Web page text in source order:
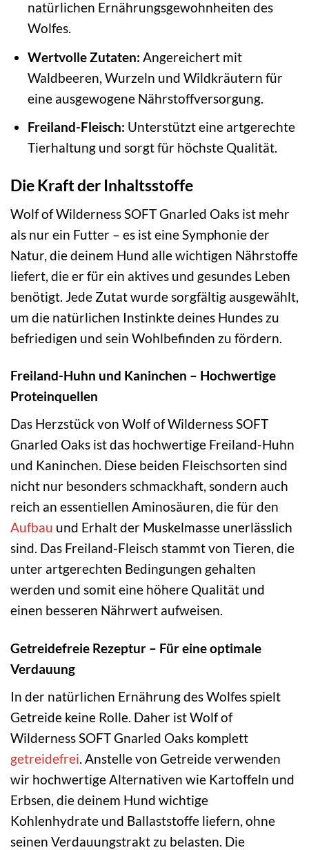
natürlichen Ernährungsgewohnheiten des
Wolfes.
Wertvolle Zutaten: Angereichert mit
Waldbeeren, Wurzeln und Wildkräutern für
eine ausgewogene Nährstoffversorgung.
Freiland-Fleisch: Unterstützt eine artgerechte
Tierhaltung und sorgt für höchste Qualität.
Die Kraft der Inhaltsstoffe
Wolf of Wilderness SOFT Gnarled Oaks ist mehr
als nur ein Futter – es ist eine Symphonie der
Natur, die deinem Hund alle wichtigen Nährstoffe
liefert, die er für ein aktives und gesundes Leben
benötigt. Jede Zutat wurde sorgfältig ausgewählt,
um die natürlichen Instinkte deines Hundes zu
befriedigen und sein Wohlbefinden zu fördern.
Freiland-Huhn und Kaninchen – Hochwertige
Proteinquellen
Das Herzstück von Wolf of Wilderness SOFT
Gnarled Oaks ist das hochwertige Freiland-Huhn
und Kaninchen. Diese beiden Fleischsorten sind
nicht nur besonders schmackhaft, sondern auch
reich an essentiellen Aminosäuren, die für den
Aufbau und Erhalt der Muskelmasse unerlässlich
sind. Das Freiland-Fleisch stammt von Tieren, die
unter artgerechten Bedingungen gehalten
werden und somit eine höhere Qualität und
einen besseren Nährwert aufweisen.
Getreidefreie Rezeptur – Für eine optimale
Verdauung
In der natürlichen Ernährung des Wolfes spielt
Getreide keine Rolle. Daher ist Wolf of
Wilderness SOFT Gnarled Oaks komplett
getreidefrei. Anstelle von Getreide verwenden
wir hochwertige Alternativen wie Kartoffeln und
Erbsen, die deinem Hund wichtige
Kohlenhydrate und Ballaststoffe liefern, ohne
seinen Verdauungstrakt zu belasten. Die